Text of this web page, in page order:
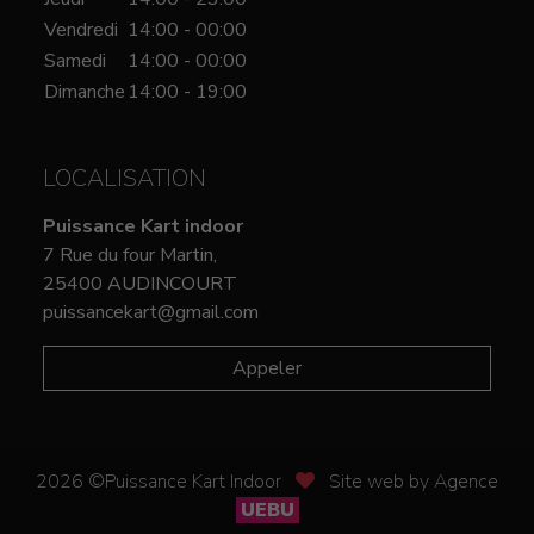
Vendredi 14:00 - 00:00
Samedi
14:00 - 00:00
Dimanche 14:00 - 19:00
LOCALISATION
Puissance Kart indoor
7 Rue du four Martin,
25400 AUDINCOURT
puissancekart@gmail.com
Appeler
2026 ©Puissance Kart Indoor
Site web by Agence
UEBU